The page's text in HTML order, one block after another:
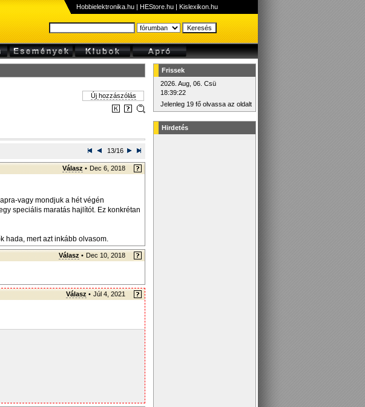
Hobbielektronika.hu | HEStore.hu | Kislexikon.hu
Új hozzászólás
13/16
Válasz • Dec 6, 2018
vagy mondjuk a hét végén
speciális maratás hajlítót. Ez konkrétan
hada, mert azt inkább olvasom.
Válasz • Dec 10, 2018
Válasz • Júl 4, 2021
Frissek
2026. Aug, 06. Csü
18:39:22
Jelenleg 19 fő olvassa az oldalt
Hirdetés